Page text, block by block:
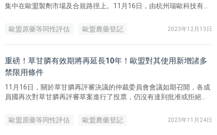
集中在歐盟製劑市場及合規路徑上。11月16日，由杭州瑞歐科技有限
藥合規專場上，瑞歐科技農用化學品部高級法規技術工程師張校銘女
士向大家分享了歐盟農業和農藥的整體情況，歐盟農藥法規以及歐盟
製劑市場准入的要點。
歐盟原藥等同性評估 歐盟農藥登記 2023年12月13日
重磅！草甘膦有效期將再延長10年！歐盟對其使用新增諸多
禁限用條件
11月16日，關於草甘膦再評審決議的仲裁委員會會議如期召開，各成
員國再次對草甘膦再評審草案進行了投票，仍沒有達到批准或拒絕的
會會議投票仍未獲得有效結果時，歐盟委員會（European
Commission, EC）有義務在活性物質當前批准期（2023年12月15
歐盟原藥等同性評估 歐盟農藥登記 2023年11月24日